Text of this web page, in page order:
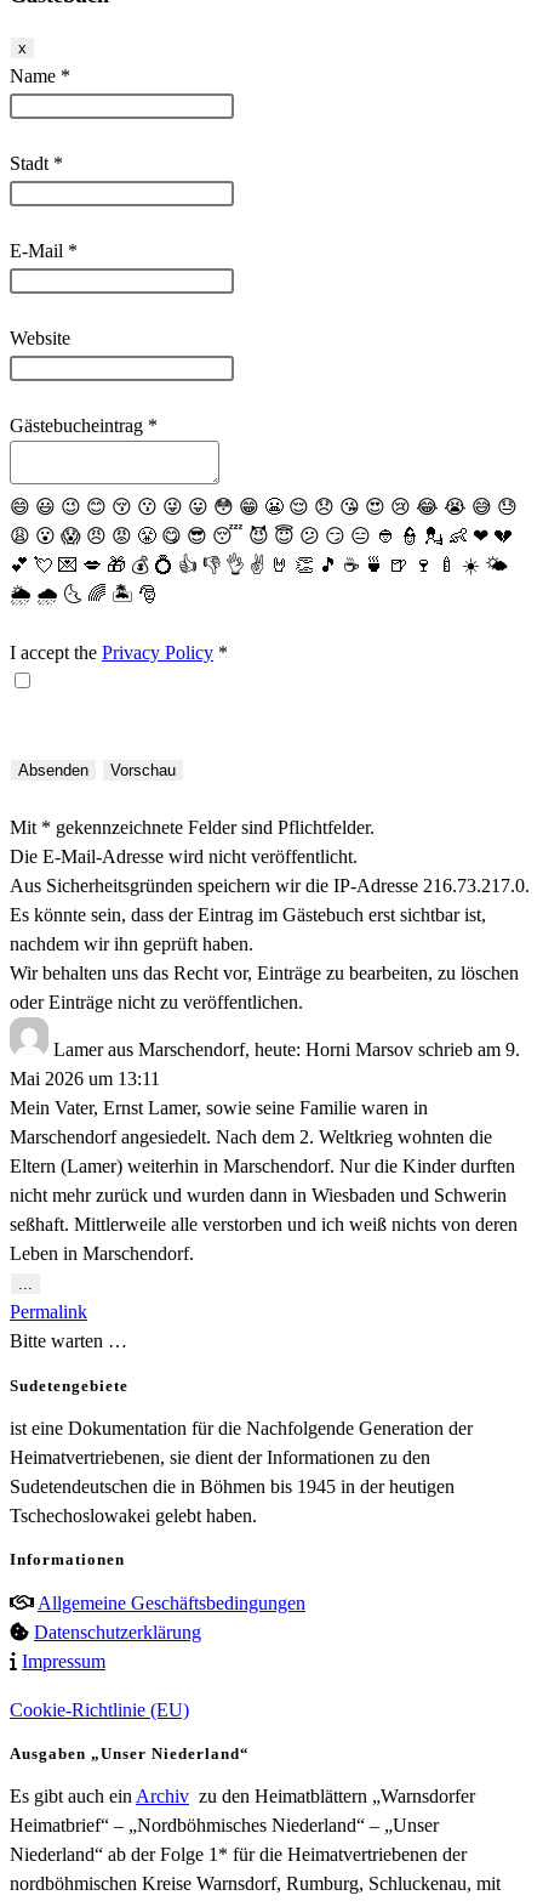
x
Formular
ausblenden
Name *
Stadt *
E-Mail *
Website
Gästebucheintrag *
😄 😃 😉 😊 😚 😗 😜 😛 😳 😁 😬 😌 😞 😘 😍 😢 😂 😭 😅 😓
😩 😮 😱 😠 😡 😤 😋 😎 😴 😈 😇 😕 😏 😑 👲 👮 💂 👶 ❤ 💔
💕 💘 💌 💋 🎁 💰 💍 👍 👎 👌 ✌️ 🤘 👏 🎵 ☕️ 🍵 🍺 🍷 🍼 ☀️ 🌤
🌦 🌧 🌜 🌈 🏝 🎅
I accept the Privacy Policy *
Mit * gekennzeichnete Felder sind Pflichtfelder.
Die E-Mail-Adresse wird nicht veröffentlicht.
Aus Sicherheitsgründen speichern wir die IP-Adresse 216.73.217.0.
Es könnte sein, dass der Eintrag im Gästebuch erst sichtbar ist,
nachdem wir ihn geprüft haben.
Wir behalten uns das Recht vor, Einträge zu bearbeiten, zu löschen
oder Einträge nicht zu veröffentlichen.
Lameraus Marschendorf, heute: Horni Marsov schrieb am 9.
Mai 2026 um 13:11
Mein Vater, Ernst Lamer, sowie seine Familie waren in
Marschendorf angesiedelt. Nach dem 2. Weltkrieg wohnten die
Eltern (Lamer) weiterhin in Marschendorf. Nur die Kinder durften
nicht mehr zurück und wurden dann in Wiesbaden und Schwerin
seßhaft. Mittlerweile alle verstorben und ich weiß nichts von deren
Leben in Marschendorf.
...
Metabox
ein-/ausblenden.
Permalink
Bitte warten …
Sudetengebiete
ist eine Dokumentation für die Nachfolgende Generation der
Heimatvertriebenen, sie dient der Informationen zu den
Sudetendeutschen die in Böhmen bis 1945 in der heutigen
Tschechoslowakei gelebt haben.
Informationen
Allgemeine Geschäftsbedingungen
Datenschutzerklärung
Impressum
Cookie-Richtlinie (EU)
Ausgaben „Unser Niederland“
Es gibt auch ein Archiv zu den Heimatblättern „Warnsdorfer
Heimatbrief“ – „Nordböhmisches Niederland“ – „Unser
Niederland“ ab der Folge 1* für die Heimatvertriebenen der
nordböhmischen Kreise Warnsdorf, Rumburg, Schluckenau, mit